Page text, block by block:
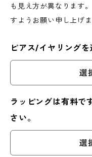
も見え方が異なります
すようお願い申し上げま
ピアス/イヤリングを
選
ラッピングは有料で
さい。
選